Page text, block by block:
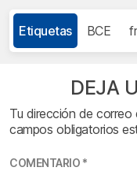
Etiquetas BCE
DEJA
Tu dirección de correo
campos obligatorios
COMENTARIO *